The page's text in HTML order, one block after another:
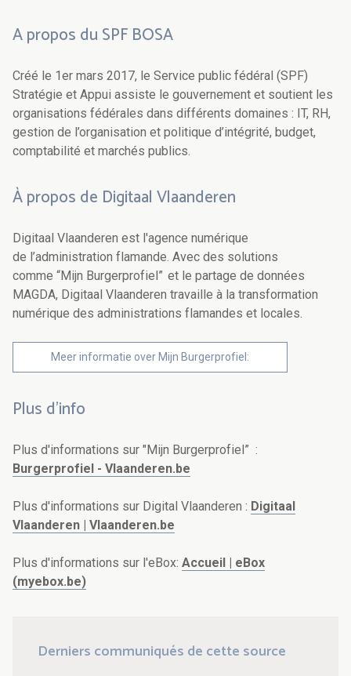
A propos du SPF BOSA
Créé le 1er mars 2017, le Service public fédéral (SPF)
Stratégie et Appui assiste le gouvernement et soutient les
organisations fédérales dans différents domaines : IT, RH,
gestion de l’organisation et politique d’intégrité, budget,
comptabilité et marchés publics.
À propos de Digitaal Vlaanderen
Digitaal Vlaanderen est l'agence numérique
de l’administration flamande. Avec des solutions
comme “Mijn Burgerprofiel” et le partage de données
MAGDA, Digitaal Vlaanderen travaille à la transformation
numérique des administrations flamandes et locales.
Meer informatie over Mijn Burgerprofiel:
Plus d'info
Plus d'informations sur "Mijn Burgerprofiel” :
Burgerprofiel - Vlaanderen.be
Plus d'informations sur Digital Vlaanderen : Digitaal
Vlaanderen | Vlaanderen.be
Plus d'informations sur l'eBox: Accueil | eBox
(myebox.be)
Derniers communiqués de cette source